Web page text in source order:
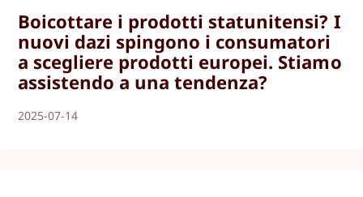
Boicottare i prodotti statunitensi? I
nuovi dazi spingono i consumatori
a scegliere prodotti europei. Stiamo
assistendo a una tendenza?
2025-07-14